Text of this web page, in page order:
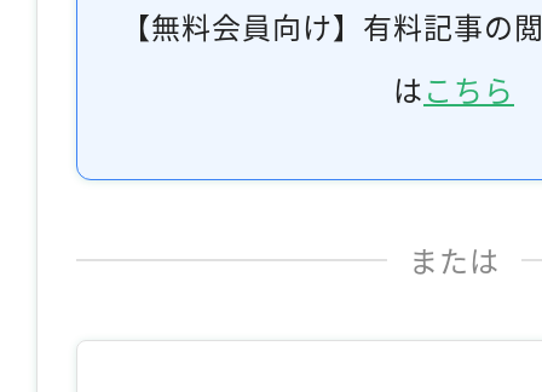
【無料会員向け】有料記事の
はこちら
または